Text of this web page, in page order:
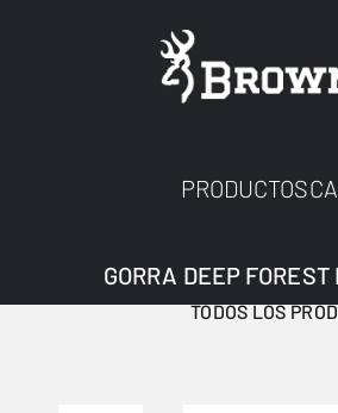
PRODUCTOS
TODOS LOS